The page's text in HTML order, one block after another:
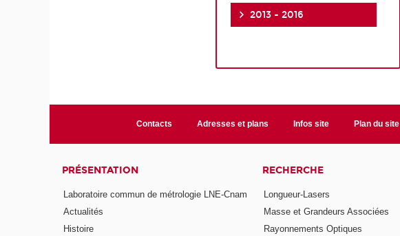
2013 - 2016
Contacts Adresses et plans Infos site Plan du site
PRÉSENTATION
Laboratoire commun de métrologie LNE-Cnam
Actualités
Histoire
RECHERCHE
Longueur-Lasers
Masse et Grandeurs Associées
Rayonnements Optiques